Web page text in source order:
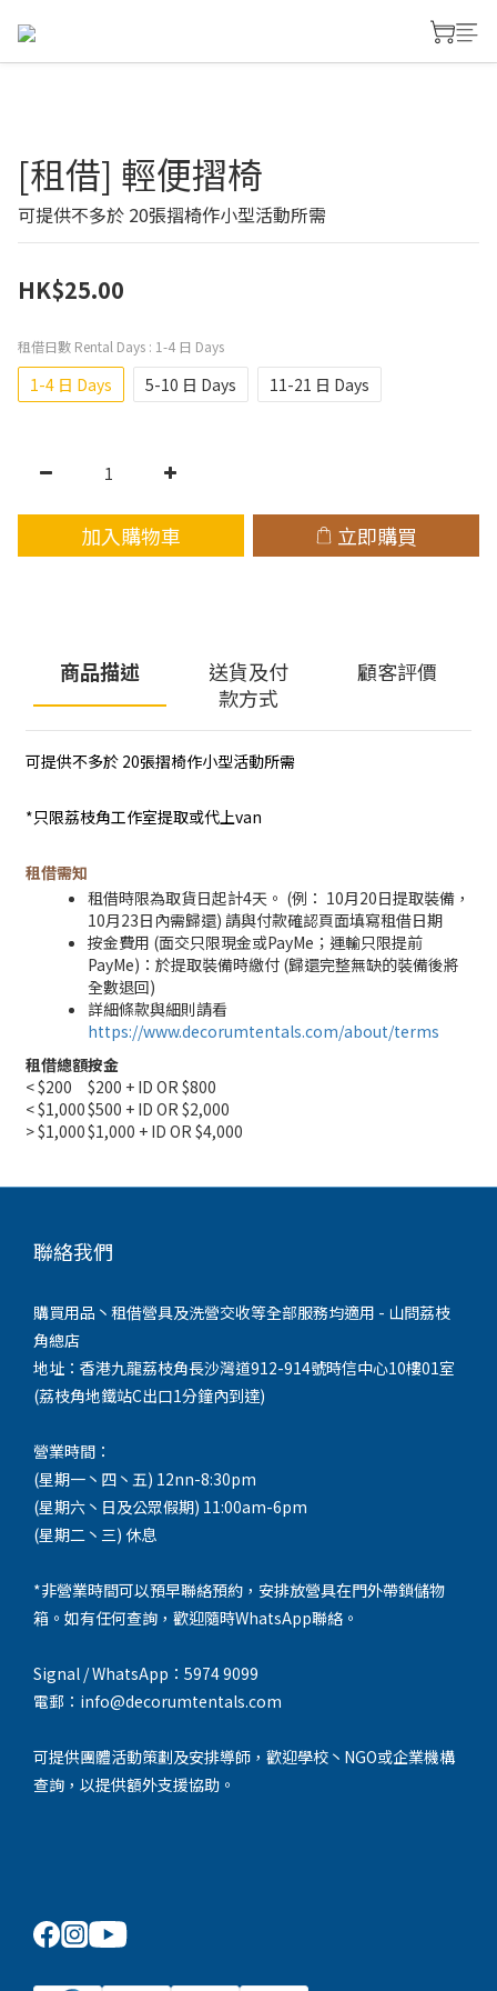
[租借] 輕便摺椅
可提供不多於 20張摺椅作小型活動所需
HK$25.00
租借日數 Rental Days : 1-4 日 Days
1-4 日 Days 5-10 日 Days 11-21 日 Days
加入購物車 立即購買
商品描述
送貨及付
款方式
顧客評價
可提供不多於 20張摺椅作小型活動所需
*只限荔枝角工作室提取或代上van
租借需知
租借時限為取貨日起計4天。 (例： 10月20日提取裝備，
10月23日內需歸還) 請與付款確認頁面填寫租借日期
按金費用 (面交只限現金或PayMe；運輸只限提前
PayMe)：於提取裝備時繳付 (歸還完整無缺的裝備後將
全數退回)
詳細條款與細則請看
https://www.decorumtentals.com/about/terms
租借總額按金
< $200
$200 + ID OR $800
< $1,000$500 + ID OR $2,000
> $1,000$1,000 + ID OR $4,000
聯絡我們
購買用品丶租借營具及洗營交收等全部服務均適用 - 山問荔枝
角總店
地址：香港九龍荔枝角長沙灣道912-914號時信中心10樓01室
(荔枝角地鐵站C出口1分鐘內到達)
營業時間：
(星期一丶四丶五) 12nn-8:30pm
(星期六丶日及公眾假期) 11:00am-6pm
(星期二丶三) 休息
*非營業時間可以預早聯絡預約，安排放營具在門外帶鎖儲物
箱。如有任何查詢，歡迎隨時WhatsApp聯絡。
Signal / WhatsApp：5974 9099
電郵：info@decorumtentals.com
可提供團體活動策劃及安排導師，歡迎學校丶NGO或企業機構
查詢，以提供額外支援協助。